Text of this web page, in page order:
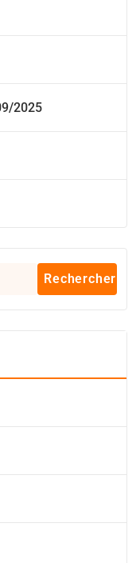
2025